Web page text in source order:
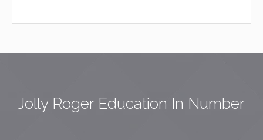
Jolly Roger Education In Number